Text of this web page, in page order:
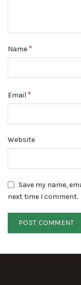
Name *
Email *
Website
Save my name,
next time I comment.